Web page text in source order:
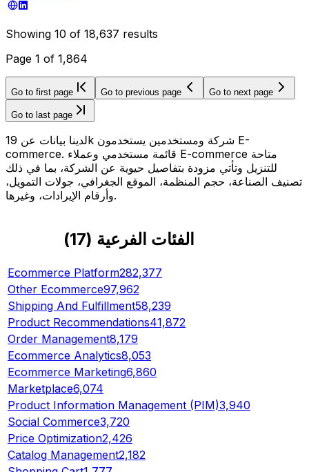
Showing 10 of 18,637 results
Page 1 of 1,864
Go to first page Go to previous page Go to next page
Go to last page
لدينا بيانات عن 19k شركة ومستخدمين يستخدمون E-
commerce. قائمة مستخدمي وعملاء E-commerce متاحة
للتنزيل وتأتي مزودة بتفاصيل حيوية عن الشركة، بما في ذلك
تصنيف الصناعة، حجم المنظمة، الموقع الجغرافي، جولات التمويل،
وأرقام الإيرادات، وغيرها.
الفئات الفرعية (
17
)
Ecommerce Platform282,377
Other Ecommerce97,962
Shipping And Fulfillment58,239
Product Recommendations41,872
Order Management8,179
Ecommerce Analytics8,053
Ecommerce Marketing6,860
Marketplace6,074
Product Information Management (PIM)3,940
Social Commerce3,720
Price Optimization2,426
Catalog Management2,182